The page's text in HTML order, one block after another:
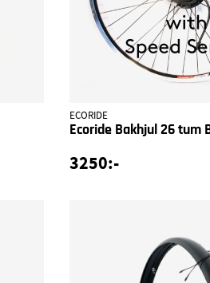
ECORIDE
Ecoride Bakhjul 26 tum
3250:-